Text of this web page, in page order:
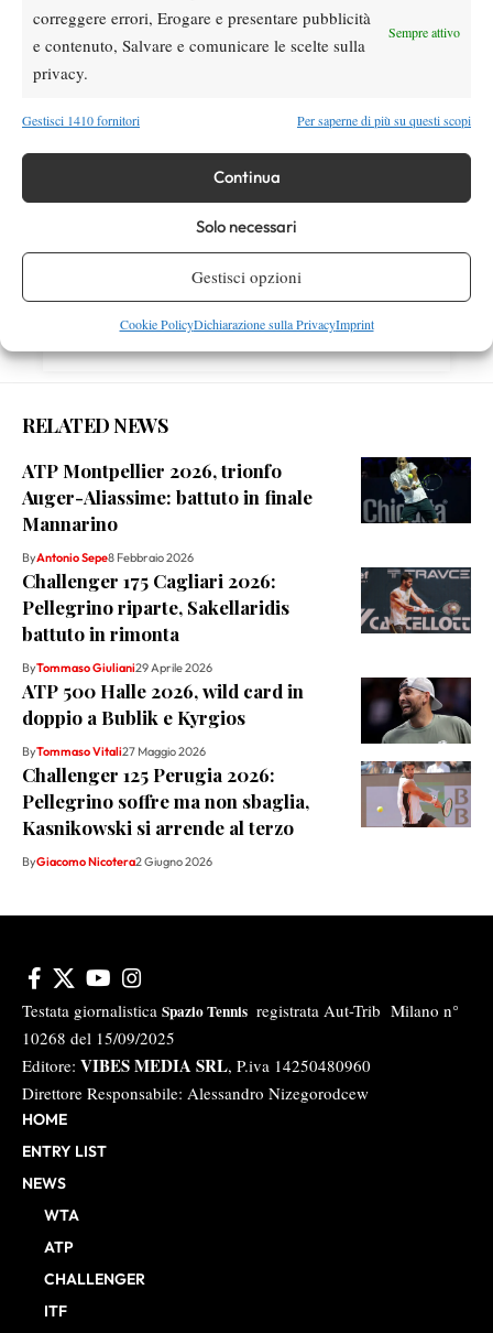
correggere errori, Erogare e presentare pubblicità
e contenuto, Salvare e comunicare le scelte sulla
privacy.
Sempre attivo
Gestisci 1410 fornitori Per saperne di più su questi scopi
Continua
Solo necessari
Gestisci opzioni
Cookie PolicyDichiarazione sulla PrivacyImprint
SOCIAL
X
Instagram
RELATED NEWS
ATP Montpellier 2026, trionfo
Auger-Aliassime: battuto in finale
Mannarino
ByAntonio Sepe8 Febbraio 2026
Challenger 175 Cagliari 2026:
Pellegrino riparte, Sakellaridis
battuto in rimonta
ByTommaso Giuliani29 Aprile 2026
ATP 500 Halle 2026, wild card in
doppio a Bublik e Kyrgios
ByTommaso Vitali27 Maggio 2026
Challenger 125 Perugia 2026:
Pellegrino soffre ma non sbaglia,
Kasnikowski si arrende al terzo
ByGiacomo Nicotera2 Giugno 2026
Testata giornalistica Spazio Tennis registrata Aut-Trib Milano n°
10268 del 15/09/2025
Editore: VIBES MEDIA SRL, P.iva 14250480960
Direttore Responsabile: Alessandro Nizegorodcew
HOME
ENTRY LIST
NEWS
WTA
ATP
CHALLENGER
ITF